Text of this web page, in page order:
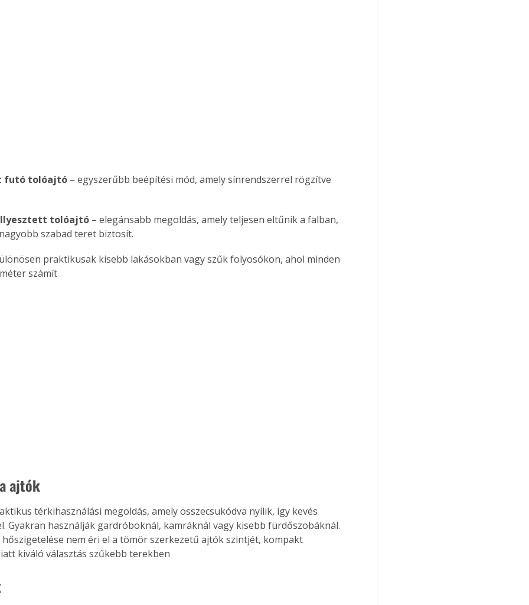
új,
vagy
is
Bárhol,
megrendelhetők!
futó tolóajtó – egyszerűbb beépítési mód, amely sínrendszerrel rögzítve
tolóajtó – elegánsabb megoldás, amely teljesen eltűnik a falban,
szabad teret biztosít.
praktikusak kisebb lakásokban vagy szűk folyosókon, ahol minden
számít
ajtók
térkihasználási megoldás, amely összecsukódva nyílik, így kevés
Gyakran használják gardróboknál, kamráknál vagy kisebb fürdőszobáknál.
hőszigetelése nem éri el a tömör szerkezetű ajtók szintjét, kompakt
kiváló választás szűkebb terekben